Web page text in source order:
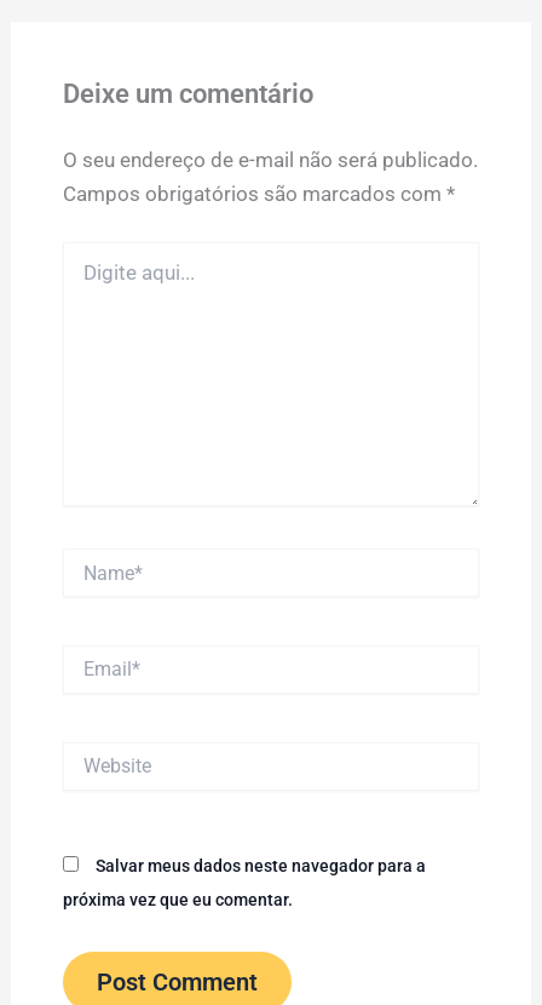
Deixe um comentário
O seu endereço de e-mail não será publicado.
Campos obrigatórios são marcados com *
aqui...
Salvar meus dados neste navegador para a
próxima vez que eu comentar.